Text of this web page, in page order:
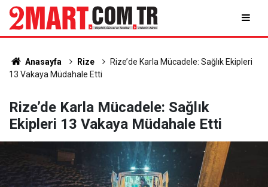
Anasayfa Rize
Rize’de Karla Mücadele: Sağlık Ekipleri
13 Vakaya Müdahale Etti
Rize’de Karla Mücadele: Sağlık
Ekipleri 13 Vakaya Müdahale Etti